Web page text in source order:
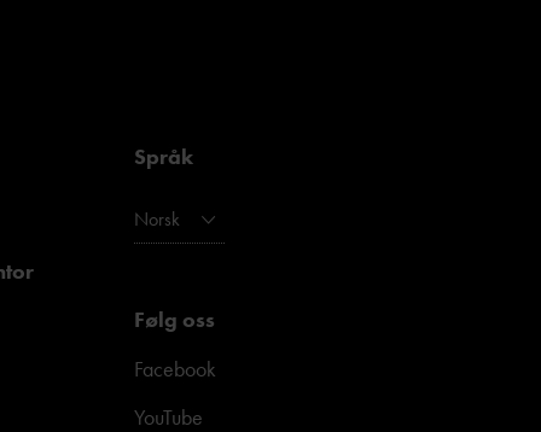
Språk
Norsk
Følg oss
Facebook
YouTube